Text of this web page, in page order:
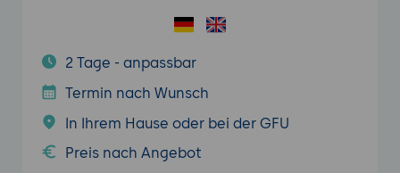
2 Tage - anpassbar
Termin nach Wunsch
In Ihrem Hause oder bei der GFU
Preis nach Angebot